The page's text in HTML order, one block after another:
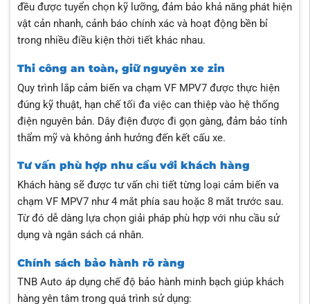
đều được tuyển chọn kỹ lưỡng, đảm bảo khả năng phát hiện
vật cản nhanh, cảnh báo chính xác và hoạt động bền bỉ
trong nhiều điều kiện thời tiết khác nhau.
Thi công an toàn, giữ nguyên xe zin
Quy trình lắp cảm biến va chạm VF MPV7 được thực hiện
đúng kỹ thuật, hạn chế tối đa việc can thiệp vào hệ thống
điện nguyên bản. Dây điện được đi gọn gàng, đảm bảo tính
thẩm mỹ và không ảnh hưởng đến kết cấu xe.
Tư vấn phù hợp nhu cầu với khách hàng
Khách hàng sẽ được tư vấn chi tiết từng loại cảm biến va
chạm VF MPV7 như 4 mắt phía sau hoặc 8 mắt trước sau.
Từ đó dễ dàng lựa chọn giải pháp phù hợp với nhu cầu sử
dụng và ngân sách cá nhân.
Chính sách bảo hành rõ ràng
TNB Auto áp dụng chế độ bảo hành minh bạch giúp khách
hàng yên tâm trong quá trình sử dụng: